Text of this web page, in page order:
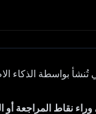
تُنشأ بواسطة الذكاء
نقاط المراجعة أو